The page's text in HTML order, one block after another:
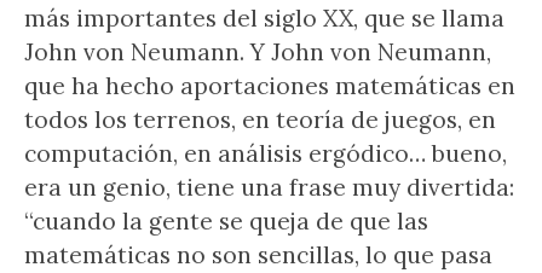
más importantes del siglo XX, que se llama
John von Neumann. Y John von Neumann,
que ha hecho aportaciones matemáticas en
todos los terrenos, en teoría de juegos, en
computación, en análisis ergódico… bueno,
era un genio, tiene una frase muy divertida:
“cuando la gente se queja de que las
matemáticas no son sencillas, lo que pasa